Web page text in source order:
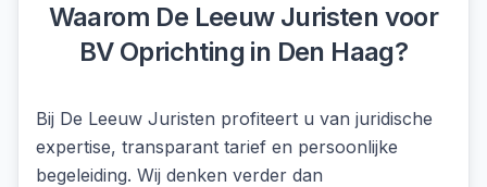
Waarom De Leeuw Juristen voor
BV Oprichting in Den Haag?
Bij De Leeuw Juristen profiteert u van juridische
expertise, transparant tarief en persoonlijke
begeleiding. Wij denken verder dan